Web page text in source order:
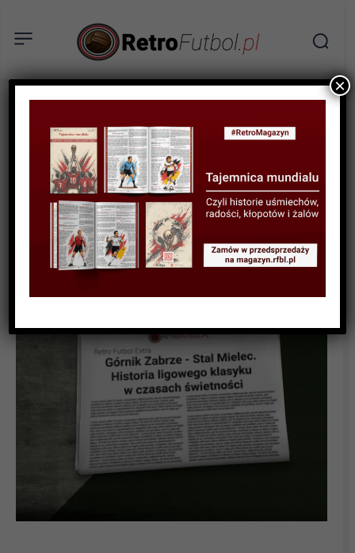
RELACJE
SPORTOWA HISTORIA
HISTORYCZNE MECZE
Górnik Zabrze – Stal Mielec.
Historia ligowego klasyku
w czasach świetności
×